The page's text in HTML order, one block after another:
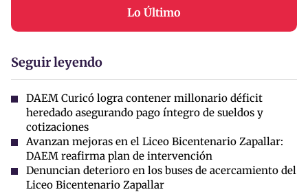
Lo Último
Seguir leyendo
DAEM Curicó logra contener millonario déficit
heredado asegurando pago íntegro de sueldos y
cotizaciones
Avanzan mejoras en el Liceo Bicentenario Zapallar:
DAEM reafirma plan de intervención
Denuncian deterioro en los buses de acercamiento del
Liceo Bicentenario Zapallar